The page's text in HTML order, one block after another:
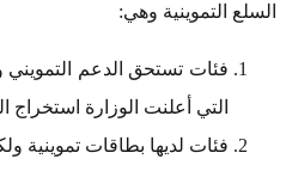
السلع التموينية وهي:
فئات تستحق الدعم
التي أعلنت الوزارة استخراج
فئات لديها بطاقات تموينية